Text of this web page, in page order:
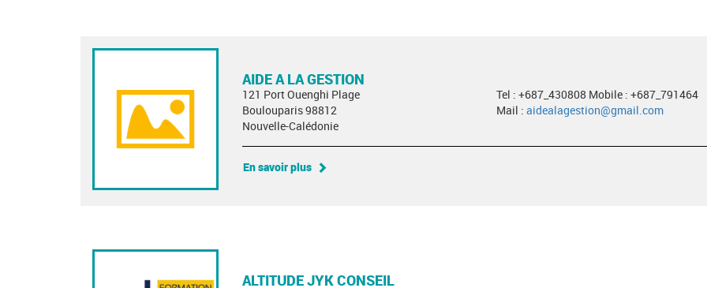
AIDE A LA GESTION
121 Port Ouenghi Plage
Boulouparis 98812
Nouvelle-Calédonie
Tel : +687_430808 Mobile : +687_791464
Mail : aidealagestion@gmail.com
En savoir plus
ALTITUDE JYK CONSEIL